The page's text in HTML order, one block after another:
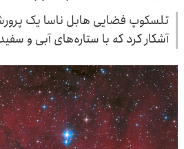
تلسکوپ فضایی هابل ناسا یک
آشکار کرد که با ستاره‌های آبی و